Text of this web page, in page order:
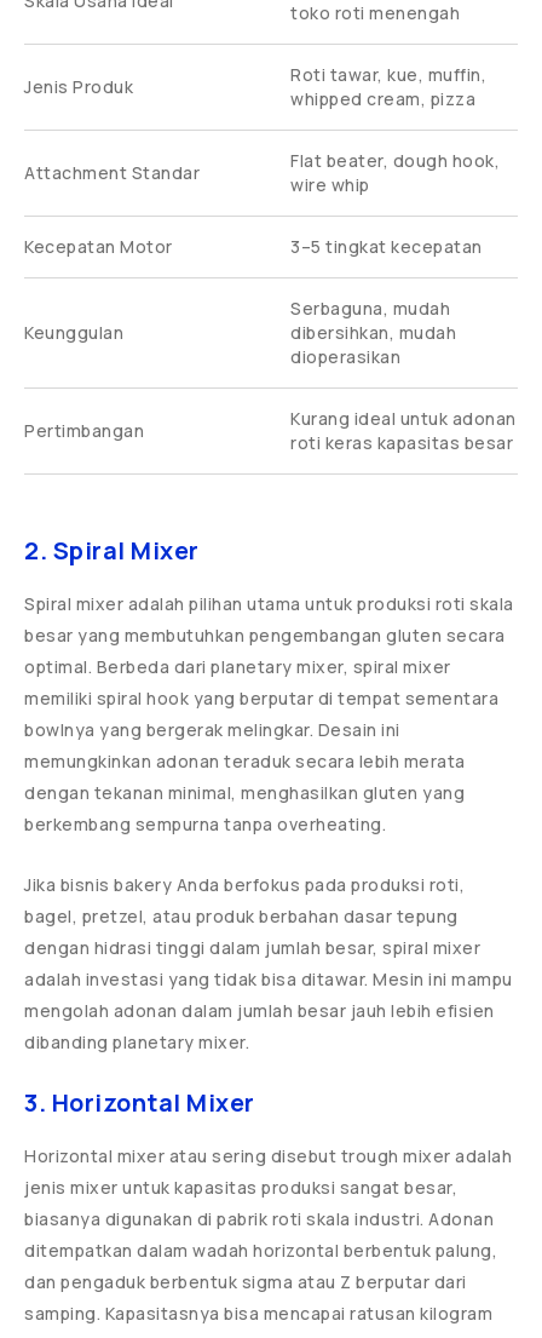
toko roti menengah
Jenis Produk
Roti tawar, kue, muffin,
whipped cream, pizza
Attachment Standar
Flat beater, dough hook,
wire whip
Kecepatan Motor 3–5 tingkat kecepatan
Keunggulan
Serbaguna, mudah
dibersihkan, mudah
dioperasikan
Pertimbangan
Kurang ideal untuk adonan
roti keras kapasitas besar
2. Spiral Mixer
Spiral mixer adalah pilihan utama untuk produksi roti skala
besar yang membutuhkan pengembangan gluten secara
optimal. Berbeda dari planetary mixer, spiral mixer
memiliki spiral hook yang berputar di tempat sementara
bowlnya yang bergerak melingkar. Desain ini
memungkinkan adonan teraduk secara lebih merata
dengan tekanan minimal, menghasilkan gluten yang
berkembang sempurna tanpa overheating.
Jika bisnis bakery Anda berfokus pada produksi roti,
bagel, pretzel, atau produk berbahan dasar tepung
dengan hidrasi tinggi dalam jumlah besar, spiral mixer
adalah investasi yang tidak bisa ditawar. Mesin ini mampu
mengolah adonan dalam jumlah besar jauh lebih efisien
dibanding planetary mixer.
3. Horizontal Mixer
Horizontal mixer atau sering disebut trough mixer adalah
jenis mixer untuk kapasitas produksi sangat besar,
biasanya digunakan di pabrik roti skala industri. Adonan
ditempatkan dalam wadah horizontal berbentuk palung,
dan pengaduk berbentuk sigma atau Z berputar dari
samping. Kapasitasnya bisa mencapai ratusan kilogram